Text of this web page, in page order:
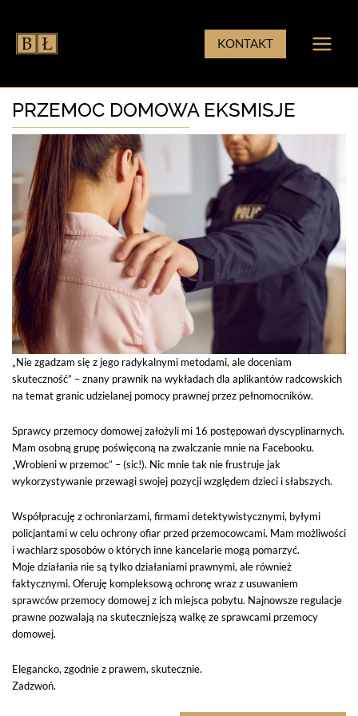
treści
KONTAKT
PRZEMOC DOMOWA EKSMISJE
„Nie zgadzam się z jego radykalnymi metodami, ale doceniam
skuteczność” – znany prawnik na wykładach dla aplikantów radcowskich
na temat granic udzielanej pomocy prawnej przez pełnomocników.
Sprawcy przemocy domowej założyli mi 16 postępowań dyscyplinarnych.
Mam osobną grupę poświęconą na zwalczanie mnie na Facebooku.
„Wrobieni w przemoc” – (sic!). Nic mnie tak nie frustruje jak
wykorzystywanie przewagi swojej pozycji względem dzieci i słabszych.
Współpracuję z ochroniarzami, firmami detektywistycznymi, byłymi
policjantami w celu ochrony ofiar przed przemocowcami. Mam możliwości
i wachlarz sposobów o których inne kancelarie mogą pomarzyć.
Moje działania nie są tylko działaniami prawnymi, ale również
faktycznymi. Oferuję kompleksową ochronę wraz z usuwaniem
sprawców przemocy domowej z ich miejsca pobytu. Najnowsze regulacje
prawne pozwalają na skuteczniejszą walkę ze sprawcami przemocy
domowej.
Elegancko, zgodnie z prawem, skutecznie.
Zadzwoń.